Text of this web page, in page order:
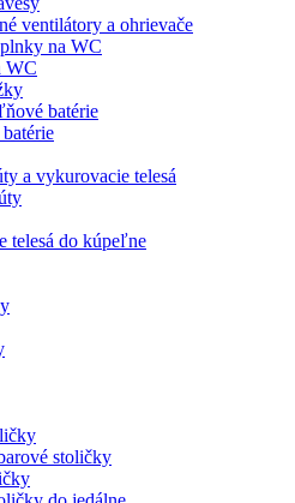
ventilátory a ohrievače
na WC
WC
batérie
a vykurovacie telesá
telesá do kúpeľne
stoličky